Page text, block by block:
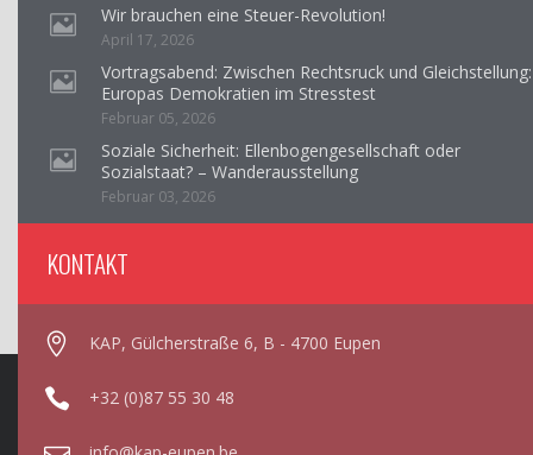
Wir brauchen eine Steuer-Revolution!
April 17, 2026
Vortragsabend: Zwischen Rechtsruck und Gleichstellung:
Europas Demokratien im Stresstest
Februar 05, 2026
Soziale Sicherheit: Ellenbogengesellschaft oder
Sozialstaat? – Wanderausstellung
Februar 03, 2026
KONTAKT
KAP, Gülcherstraße 6, B - 4700 Eupen
+32 (0)87 55 30 48